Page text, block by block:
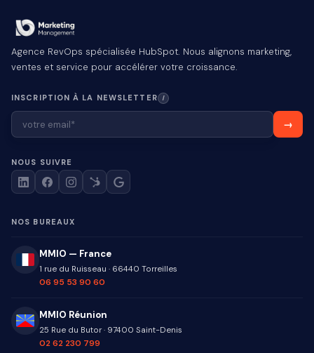
Agence RevOps spécialisée HubSpot. Nous alignons marketing,
ventes et service pour accélérer votre croissance.
INSCRIPTION À LA NEWSLETTER I
NOUS SUIVRE
NOS BUREAUX
MMIO — France
1 rue du Ruisseau · 66440 Torreilles
06 95 53 90 60
MMIO Réunion
25 Rue du Butor· 97400 Saint-Denis
02 62 230 799